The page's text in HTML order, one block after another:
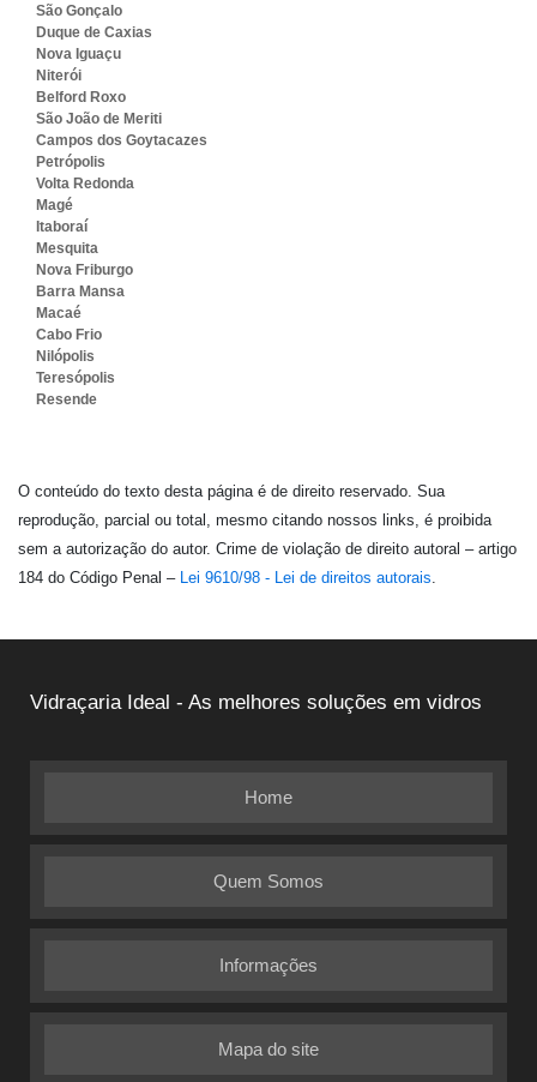
São Gonçalo
Duque de Caxias
Nova Iguaçu
Niterói
Belford Roxo
São João de Meriti
Campos dos Goytacazes
Petrópolis
Volta Redonda
Magé
Itaboraí
Mesquita
Nova Friburgo
Barra Mansa
Macaé
Cabo Frio
Nilópolis
Teresópolis
Resende
O conteúdo do texto desta página é de direito reservado. Sua
reprodução, parcial ou total, mesmo citando nossos links, é proibida
sem a autorização do autor. Crime de violação de direito autoral – artigo
184 do Código Penal – Lei 9610/98 - Lei de direitos autorais.
Vidraçaria Ideal - As melhores soluções em vidros
Home
Quem Somos
Informações
Mapa do site